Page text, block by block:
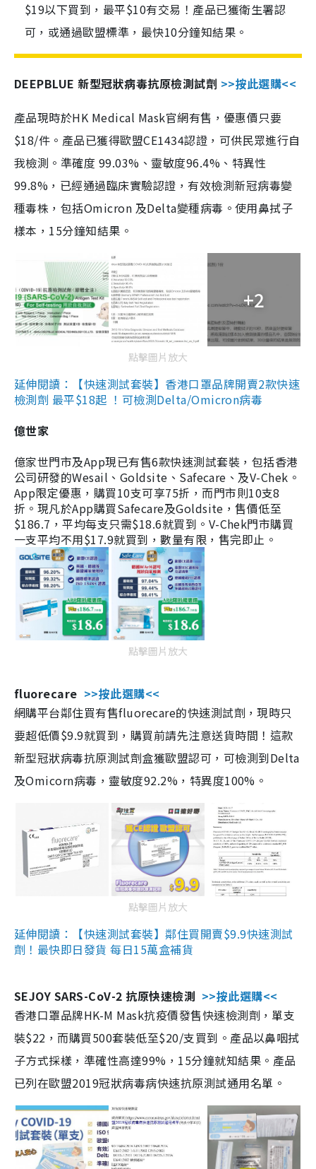
$19以下買到，最平$10有交易！產品已獲衛生署認
可，或通過歐盟標準，最快10分鐘知結果。
DEEPBLUE 新型冠狀病毒抗原檢測試劑 >>按此選購<<
產品現時於HK Medical Mask官網有售，優惠價只要
$18/件。產品已獲得歐盟CE1434認證，可供民眾進行自
我檢測。準確度 99.03%、靈敏度96.4%、特異性
99.8%，已經通過臨床實驗認證，有效檢測新冠病毒變
種毒株，包括Omicron 及Delta變種病毒。使用鼻拭子
樣本，15分鐘知結果。
+2
點擊圖片放大
延伸閱讀：【快速測試套裝】香港口罩品牌開賣2款快速
檢測劑 最平$18起 ！可檢測Delta/Omicron病毒
億世家
億家世門市及App現已有售6款快速測試套裝，包括香港
公司研發的Wesail、Goldsite、Safecare、及V-Chek。
App限定優惠，購買10支可享75折，而門市則10支8
折。現凡於App購買Safecare及Goldsite，售價低至
$186.7，平均每支只需$18.6就買到。V-Chek門市購買
一支平均不用$17.9就買到，數量有限，售完即止。
點擊圖片放大
fluorecare >>按此選購<<
網購平台鄰住買有售fluorecare的快速測試劑，現時只
要超低價$9.9就買到，購買前請先注意送貨時間！這款
新型冠狀病毒抗原測試劑盒獲歐盟認可，可檢測到Delta
及Omicorn病毒，靈敏度92.2%，特異度100%。
點擊圖片放大
延伸閱讀：【快速測試套裝】鄰住買開賣$9.9快速測試
劑！最快即日發貨 每日15萬盒補貨
SEJOY SARS-CoV-2 抗原快速檢測 >>按此選購<<
香港口罩品牌HK-M Mask抗疫價發售快速檢測劑，單支
裝$22，而購買500套裝低至$20/支買到。產品以鼻咽拭
子方式採樣，準確性高達99%，15分鐘就知結果。產品
已列在歐盟2019冠狀病毒病快速抗原測試通用名單。